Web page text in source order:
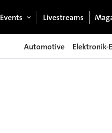
Events Livestreams
Automotive Elektronik-